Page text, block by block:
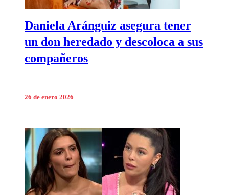
Daniela Aránguiz asegura tener
un don heredado y descoloca a sus
compañeros
26 de enero 2026